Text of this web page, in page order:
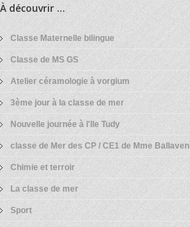
À découvrir ...
Classe Maternelle bilingue
Classe de MS GS
Atelier céramologie à vorgium
3ème jour à la classe de mer
Nouvelle journée à l'Ile Tudy
classe de Mer des CP / CE1 de Mme Ballaven
Chimie et terroir
La classe de mer
Sport